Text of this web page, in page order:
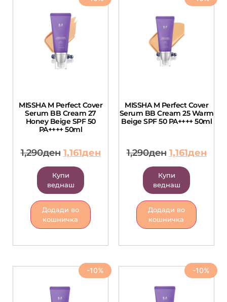
MISSHA M Perfect Cover
Serum BB Cream 27
Honey Beige SPF 50
PA++++ 50ml
1,290ден 1,161ден
Купи
веднаш
Додади во
кошничка
MISSHA M Perfect Cover
Serum BB Cream 25 Warm
Beige SPF 50 PA++++ 50ml
1,290ден 1,161ден
Купи
веднаш
Додади во
кошничка
-10% -10%